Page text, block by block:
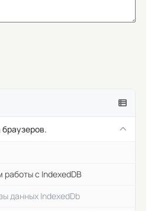
работы с IndexedDB
данных IndexedDb